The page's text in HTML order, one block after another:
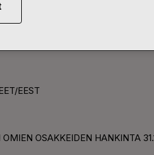
EEST
OSAKKEIDEN HANKINTA